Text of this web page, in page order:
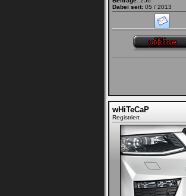
Dabei seit: 05 / 2013
wHiTeCaP
Registriert